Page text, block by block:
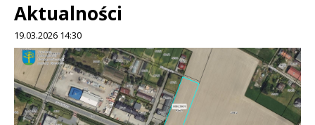
Aktualności
19.03.2026 14:30